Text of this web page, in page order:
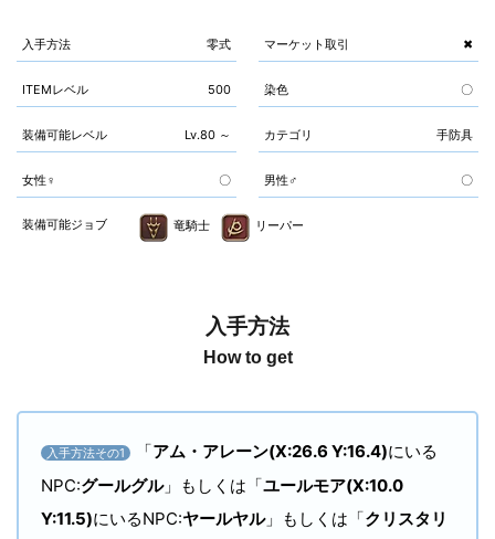
入手方法 零式 マーケット取引 ✖
ITEMレベル 500 染色 〇
装備可能レベル Lv.80 ～ カテゴリ 手防具
女性♀ 〇 男性♂ 〇
装備可能ジョブ 竜騎士 リーパー
入手方法
How to get
入手方法その1 「アム・アレーン(X:26.6 Y:16.4)にいる
NPC:グールグル」もしくは「ユールモア(X:10.0
Y:11.5)にいるNPC:ヤールヤル」もしくは「クリスタリ